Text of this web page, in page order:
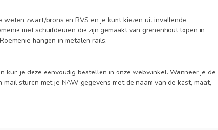
zwart/brons en RVS en je kunt kiezen uit invallende
met schuifdeuren die zijn gemaakt van grenenhout lopen in
hangen in metalen rails.
kun je deze eenvoudig bestellen in onze webwinkel. Wanneer je de
sturen met je NAW-gegevens met de naam van de kast, maat,